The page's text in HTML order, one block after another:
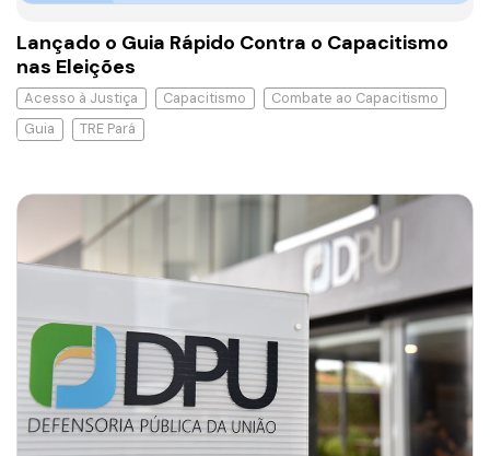
Lançado o Guia Rápido Contra o Capacitismo
nas Eleições
Acesso à Justiça Capacitismo
Combate ao Capacitismo
Guia
TRE Pará